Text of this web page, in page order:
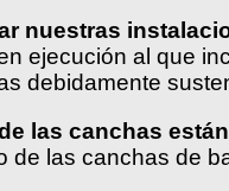
nuestras
ejecución al que
debidamente
las canchas
de las canchas de